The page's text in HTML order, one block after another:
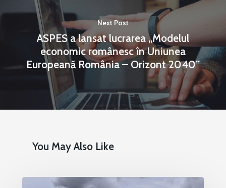
Next Post
ASPES a lansat lucrarea „Modelul
economic românesc în Uniunea
Europeană România – Orizont 2040”
You May Also Like